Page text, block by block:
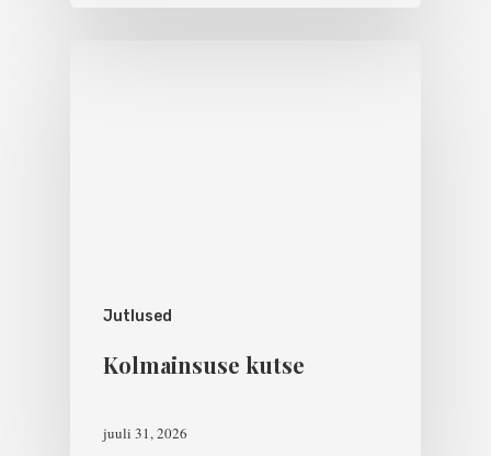
Jutlused
Kolmainsuse kutse
juuli 31, 2026